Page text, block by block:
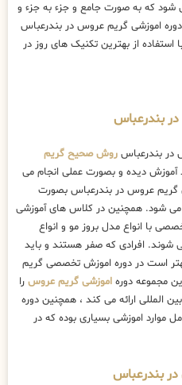
شود که به صورت جامع و جزء به جزء و
اموزشی گریم عروس در بندرعباس
از بهترین تکنیک های روز در
بندرعباس
در بندرعباس روش صحیح گریم
آموزش دیده و بصورت عملی انجام می
گریم عروس در بندرعباس بصورت
شود. همچنین در کلاس های آموزشی
با انواع مدل بروز مو و انواع
افرادی که صفر هستند و باید
بهتر است در دوره اموزش تخصصی گریم
مجموعه دوره اموزشی گریم عروس را
المللی ارائه می کند ، همچنین دوره
اموزشی بسیاری بوده که در
بندرعباس